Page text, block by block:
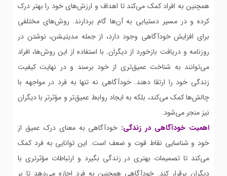
همچنین به افراد کمک می‌کند تا اهداف و ارزش‌های خود را بهتر درک
کرده و در مسیر دستیابی به آن‌ها گام بردارند. روش‌های مختلفی
برای افزایش خودآگاهی وجود دارد، از جمله مدیتیشن، نوشتن در
روزنامه و دریافت بازخورد از دیگران. با استفاده از این روش‌ها، افراد
می‌توانند به شناخت عمیق‌تری از خود برسند و در نهایت کیفیت
زندگی خود را ارتقا دهند. خودآگاهی نه تنها به فرد در مواجهه با
چالش‌ها کمک می‌کند، بلکه به ایجاد روابط عمیق‌تر و مؤثرتر با دیگران
نیز منجر می‌شود.
اهمیت خودآگاهی در زندگی: خودآگاهی به معنای درک عمیق از
خود و شناسایی نقاط قوت و ضعف است. این توانایی به فرد کمک
می‌کند تا تصمیمات بهتری در زندگی بگیرد و ارتباطات مؤثرتری با
دیگران برقرار کند. خودآگاهی همچنین به فرد اجازه می‌دهد تا بر